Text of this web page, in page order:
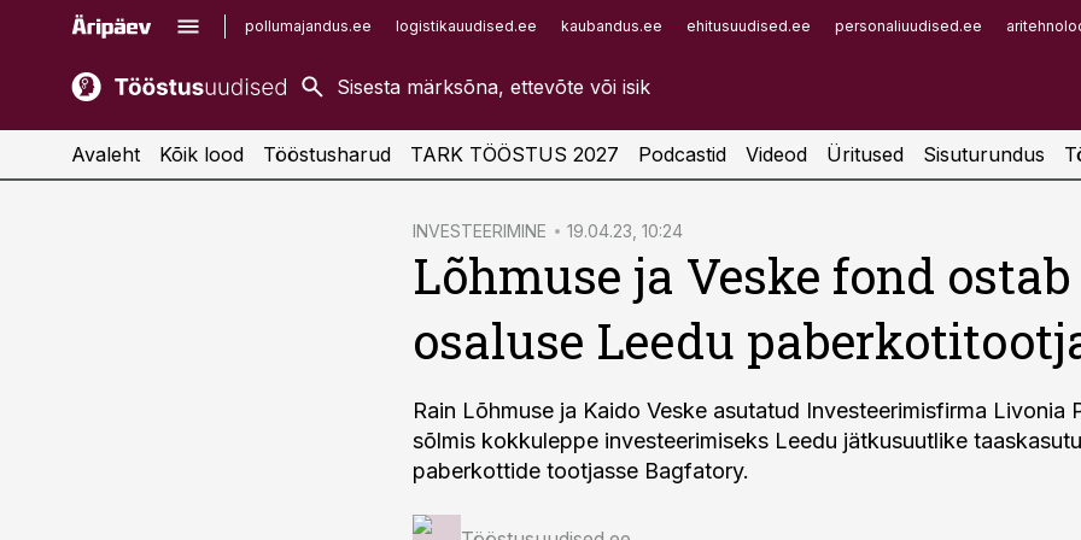
pollumajandus.ee logistikauudised.ee kaubandus.ee ehitusuudised.ee personaliuudised.ee
kaubandus.ee
kinnisvarauudised.ee
imelineajalugu.ee
Infopank
Avaleht Kõik lood Tööstusharud TARK TÖÖSTUS 2027 Podcastid Videod Üritused Sisuturundus
INVESTEERIMINE 19.04.23, 10:24
Lõhmuse ja Veske fond ostab
osaluse Leedu
Rain Lõhmuse ja Kaido Veske asutatud Investeerimisfirma Livonia
sõlmis kokkuleppe investeerimiseks Leedu jätkusuutlike
paberkottide tootjasse Bagfatory.